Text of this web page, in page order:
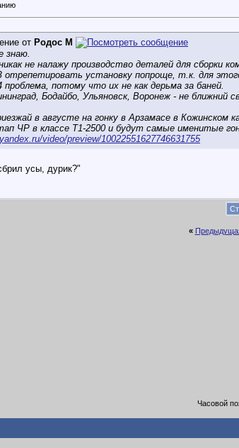
от Родос М
знаю.
не налажу производство деталей для сборки
отрепетировать установку попроще, т.к. для
проблема, потому что их не как дерьма за баней.
Бодайбо, Ульяновск, Воронеж - не
в августе на гонку в Арзамасе в Кожинском
ЧР в классе Т1-2500 и будут самые именитые
video/preview/10022551627746631755
усы, дурик?"
«
Часовой